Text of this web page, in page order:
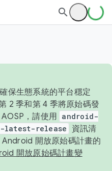
保生態系統的平台穩定
2 季和第 4 季將原始碼發
，請使用 android-
latest-release
資訊清
開放原始碼計畫的
開放原始碼計畫變